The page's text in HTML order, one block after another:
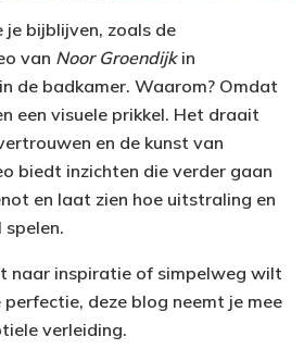
je bijblijven, zoals de
van Noor Groendijkin
de badkamer. Waarom? Omdat
een visuele prikkel. Het draait
en de kunst van
biedt inzichten die verder gaan
en laat zien hoe uitstraling en
naar inspiratie of simpelweg wilt
deze blog neemt je mee
verleiding.